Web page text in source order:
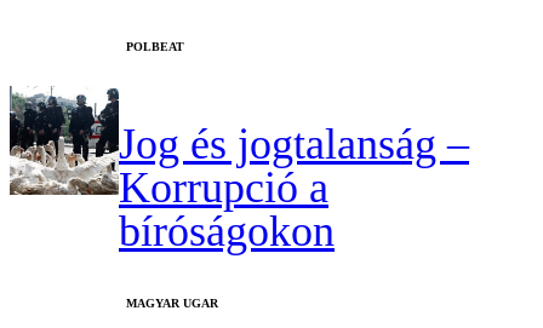
‎POLBEAT
Jog és jogtalanság –
Korrupció a
bíróságokon
MAGYAR UGAR